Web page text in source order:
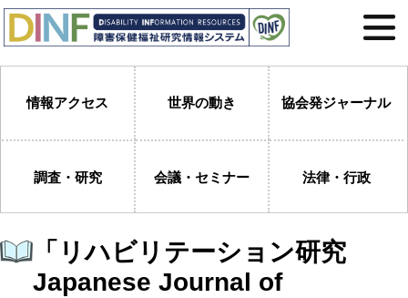
情報アクセス 世界の動き 協会発ジャーナル
調査・研究 会議・セミナー 法律・行政
「リハビリテーション研究
Japanese Journal of